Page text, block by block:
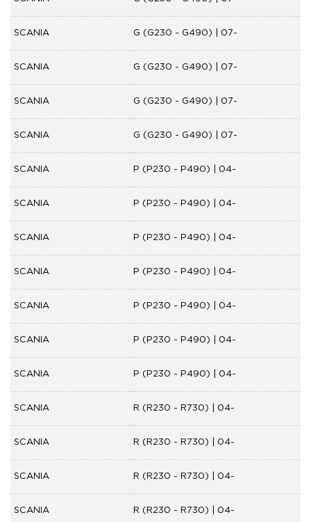
SCANIA G (G230 - G490) | 07-
SCANIA G (G230 - G490) | 07-
SCANIA G (G230 - G490) | 07-
SCANIA G (G230 - G490) | 07-
SCANIA P (P230 - P490) | 04-
SCANIA P (P230 - P490) | 04-
SCANIA P (P230 - P490) | 04-
SCANIA P (P230 - P490) | 04-
SCANIA P (P230 - P490) | 04-
SCANIA P (P230 - P490) | 04-
SCANIA P (P230 - P490) | 04-
SCANIA R (R230 - R730) | 04-
SCANIA R (R230 - R730) | 04-
SCANIA R (R230 - R730) | 04-
SCANIA R (R230 - R730) | 04-